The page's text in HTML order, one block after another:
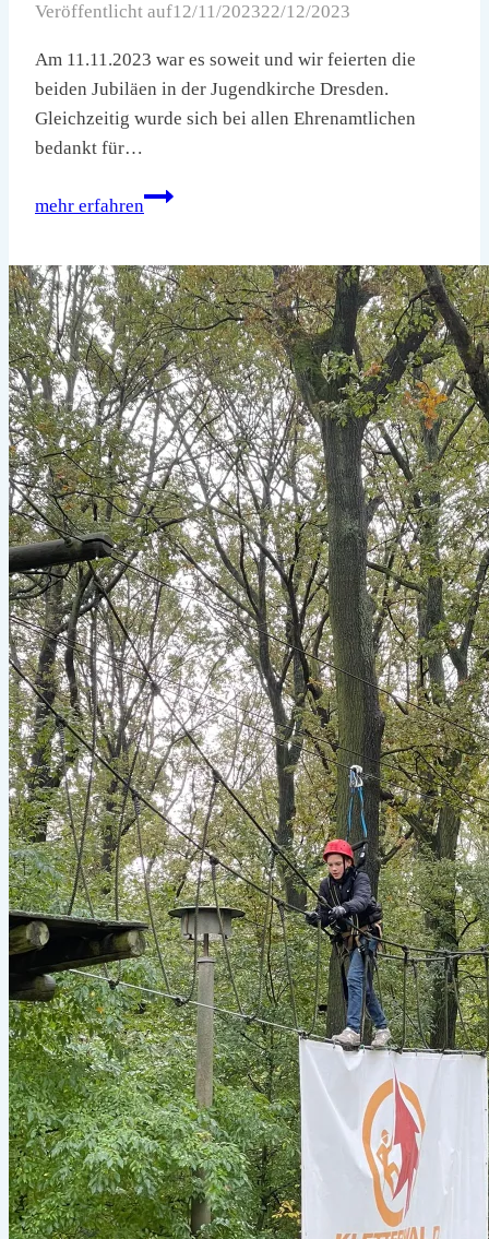
Veröffentlicht auf12/11/202322/12/2023
Am 11.11.2023 war es soweit und wir feierten die
beiden Jubiläen in der Jugendkirche Dresden.
Gleichzeitig wurde sich bei allen Ehrenamtlichen
bedankt für…
mehr erfahren
50
u.
33
Jahre
VCP
Land
Sachsen